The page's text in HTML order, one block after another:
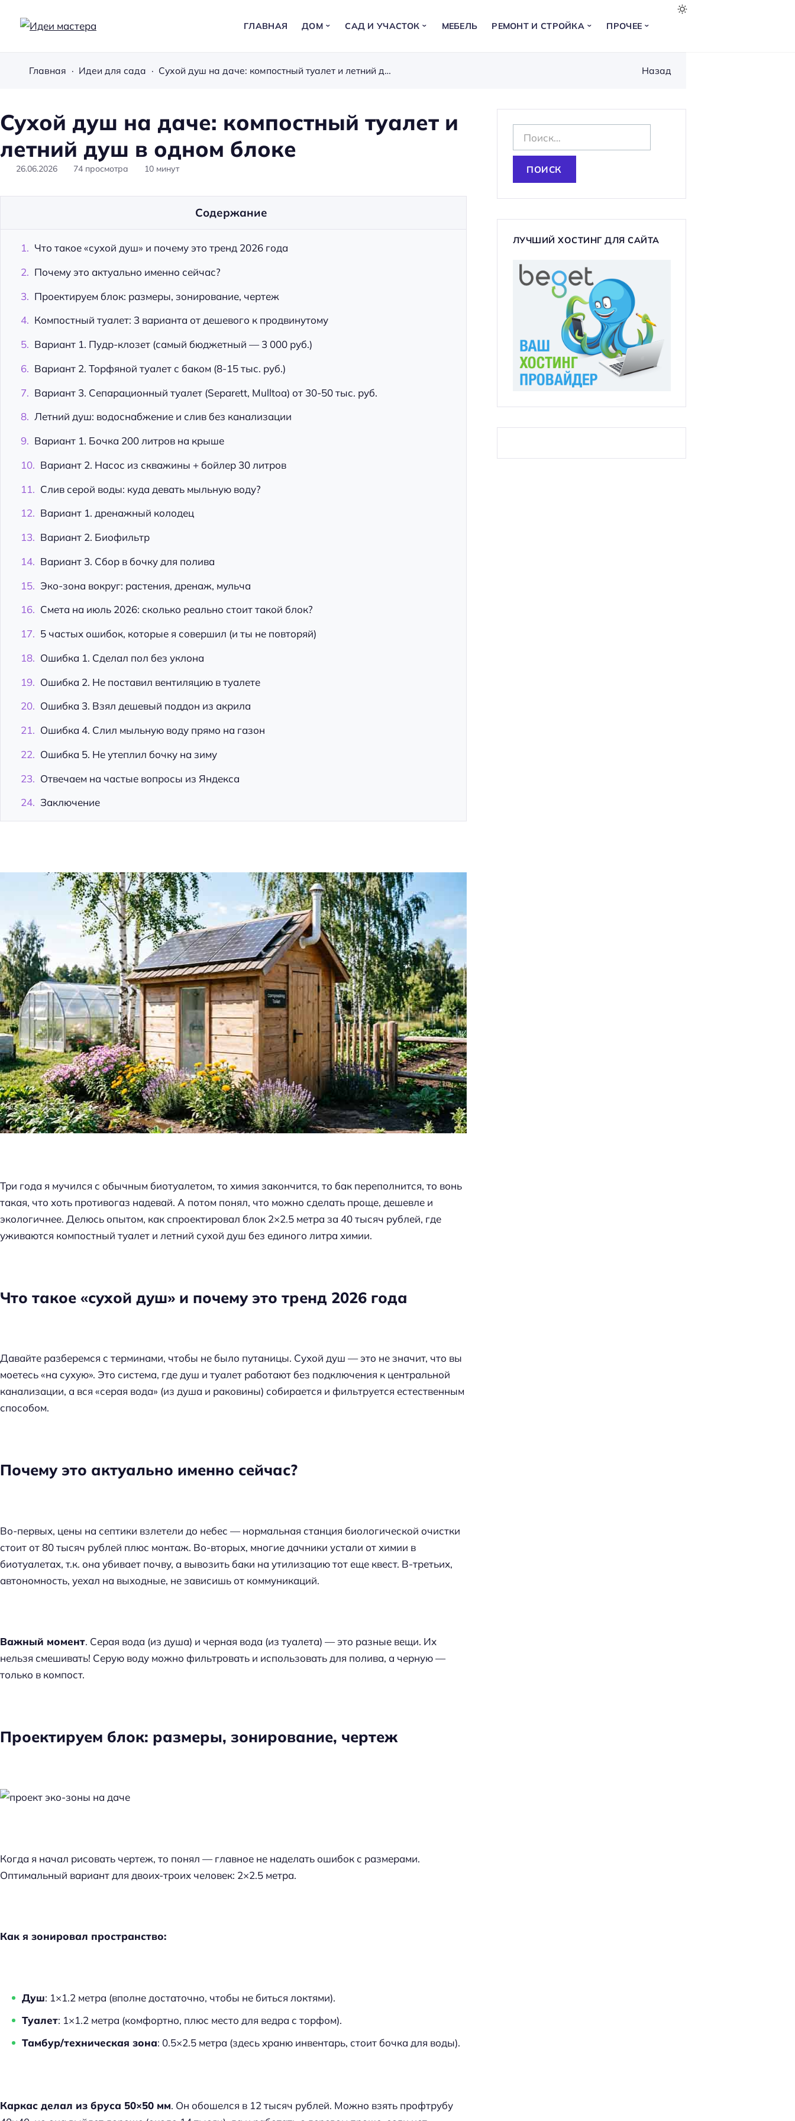
а
т
е
ГЛАВНАЯ ДОМ САД И УЧАСТОК МЕБЕЛЬ РЕМОНТ И СТРОЙКА ПРОЧЕЕ
Главная Идеи для сада Сухой душ на даче: компостный туалет и летний душ в одном блоке Назад
Сухой душ на даче: компостный туалет и
летний душ в одном блоке
26.06.2026 74 просмотра 10 минут
Три года я мучился с обычным биотуалетом, то химия закончится, то бак переполнится, то вонь
такая, что хоть противогаз надевай. А потом понял, что можно сделать проще, дешевле и
экологичнее. Делюсь опытом, как спроектировал блок 2×2.5 метра за 40 тысяч рублей, где
уживаются компостный туалет и летний сухой душ без единого литра химии.
Что такое «сухой душ» и почему это тренд 2026 года
Давайте разберемся с терминами, чтобы не было путаницы. Сухой душ — это не значит, что вы
моетесь «на сухую». Это система, где душ и туалет работают без подключения к центральной
канализации, а вся «серая вода» (из душа и раковины) собирается и фильтруется естественным
способом.
Почему это актуально именно сейчас?
Во-первых, цены на септики взлетели до небес — нормальная станция биологической очистки
стоит от 80 тысяч рублей плюс монтаж. Во-вторых, многие дачники устали от химии в
биотуалетах, т.к. она убивает почву, а вывозить баки на утилизацию тот еще квест. В-третьих,
автономность, уехал на выходные, не зависишь от коммуникаций.
Важный момент. Серая вода (из душа) и черная вода (из туалета) — это разные вещи. Их
нельзя смешивать! Серую воду можно фильтровать и использовать для полива, а черную —
только в компост.
Проектируем блок: размеры, зонирование, чертеж
Когда я начал рисовать чертеж, то понял — главное не наделать ошибок с размерами.
Оптимальный вариант для двоих-троих человек: 2×2.5 метра.
Как я зонировал пространство:
Душ: 1×1.2 метра (вполне достаточно, чтобы не биться локтями).
Туалет: 1×1.2 метра (комфортно, плюс место для ведра с торфом).
Тамбур/техническая зона: 0.5×2.5 метра (здесь храню инвентарь, стоит бочка для воды).
Каркас делал из бруса 50×50 мм. Он обошелся в 12 тысяч рублей. Можно взять профтрубу
Содержание
Что такое «сухой душ» и почему это тренд 2026 года
Почему это актуально именно сейчас?
Проектируем блок: размеры, зонирование, чертеж
Компостный туалет: 3 варианта от дешевого к продвинутому
Вариант 1. Пудр-клозет (самый бюджетный — 3 000 руб.)
Вариант 2. Торфяной туалет с баком (8-15 тыс. руб.)
Вариант 3. Сепарационный туалет (Separett, Mulltoa) от 30-50 тыс. руб.
Летний душ: водоснабжение и слив без канализации
Вариант 1. Бочка 200 литров на крыше
Вариант 2. Насос из скважины + бойлер 30 литров
Слив серой воды: куда девать мыльную воду?
Вариант 1. дренажный колодец
Вариант 2. Биофильтр
Вариант 3. Сбор в бочку для полива
Эко-зона вокруг: растения, дренаж, мульча
Смета на июль 2026: сколько реально стоит такой блок?
5 частых ошибок, которые я совершил (и ты не повторяй)
Ошибка 1. Сделал пол без уклона
Ошибка 2. Не поставил вентиляцию в туалете
Ошибка 3. Взял дешевый поддон из акрила
Ошибка 4. Слил мыльную воду прямо на газон
Ошибка 5. Не утеплил бочку на зиму
Отвечаем на частые вопросы из Яндекса
Заключение
а
т
и
ЛУЧШИЙ ХОСТИНГ ДЛЯ САЙТА